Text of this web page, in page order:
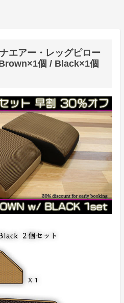
エアー・レッグピロー
個 / Black×1個